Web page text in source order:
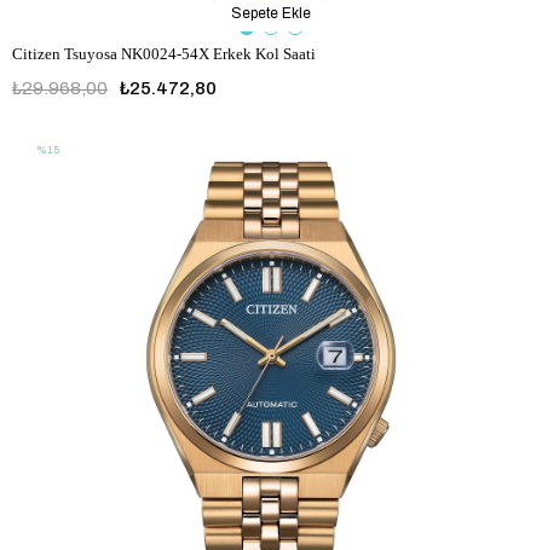
Citizen Tsuyosa NK0024-54X Erkek Kol Saati
₺25.472,80
₺29.968,00
Sepete Ekle
%15